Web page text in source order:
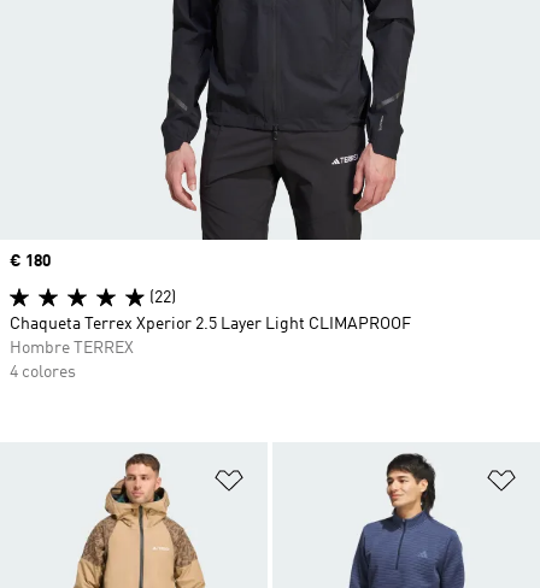
Añadir a la lista de deseos
Precio
€ 180
(22)
Chaqueta Terrex Xperior 2.5 Layer Light CLIMAPROOF
Hombre TERREX
4 colores